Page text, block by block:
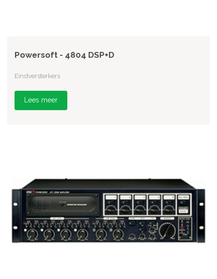
Powersoft - 4804 DSP+D
Eindversterkers
Lees meer